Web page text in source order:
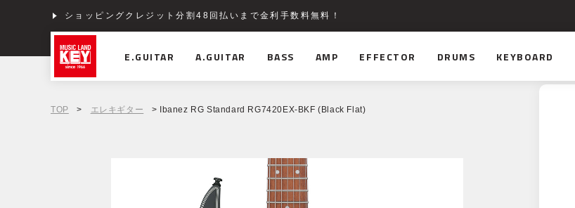
ショッピングクレジット分割48回払いまで金利手数料無料！
E.GUITAR A.GUITAR BASS AMP EFFECTOR DRUMS KEYBOARD
TOP > エレキギター > Ibanez RG Standard RG7420EX-BKF (Black Flat)